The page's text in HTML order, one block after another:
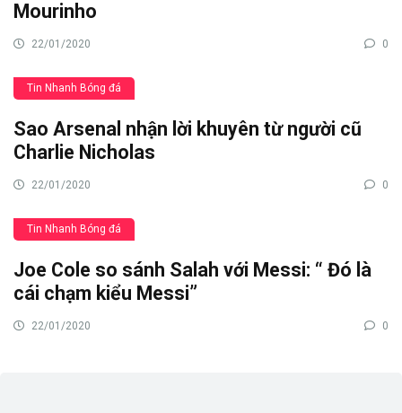
Mourinho
22/01/2020 0
Tin Nhanh Bóng đá
Sao Arsenal nhận lời khuyên từ người cũ
Charlie Nicholas
22/01/2020 0
Tin Nhanh Bóng đá
Joe Cole so sánh Salah với Messi: “ Đó là
cái chạm kiểu Messi”
22/01/2020 0